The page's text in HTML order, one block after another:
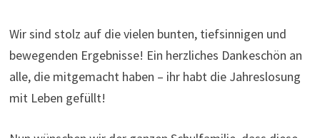
Wir sind stolz auf die vielen bunten, tiefsinnigen und
bewegenden Ergebnisse! Ein herzliches Dankeschön an
alle, die mitgemacht haben – ihr habt die Jahreslosung
mit Leben gefüllt!